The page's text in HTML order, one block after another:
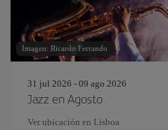
Imagen: Ricardo Ferrando
31 jul 2026 - 09 ago 2026
Jazz en Agosto
Ver ubicación en Lisboa